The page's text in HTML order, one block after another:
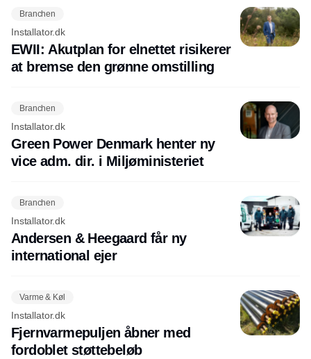
Branchen
Installator.dk
EWII: Akutplan for elnettet risikerer
at bremse den grønne omstilling
Branchen
Installator.dk
Green Power Denmark henter ny
vice adm. dir. i Miljøministeriet
Branchen
Installator.dk
Andersen & Heegaard får ny
international ejer
Varme & Køl
Installator.dk
Fjernvarmepuljen åbner med
fordoblet støttebeløb